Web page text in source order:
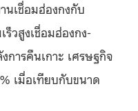
นเชื่อมฮ่องกงกับ
ร็วสูงเชื่อมฮ่องกง-
การคืนเกาะ เศรษฐกิจ
เมื่อเทียบกับขนาด